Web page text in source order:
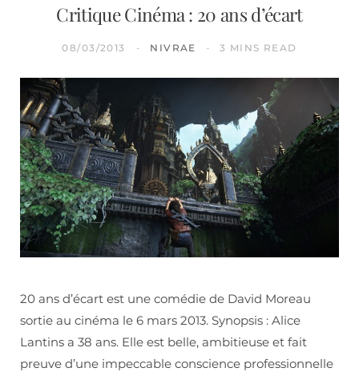
Critique Cinéma : 20 ans d’écart
08/03/2013 NIVRAE 3 MINS READ
20 ans d’écart est une comédie de David Moreau
sortie au cinéma le 6 mars 2013. Synopsis : Alice
Lantins a 38 ans. Elle est belle, ambitieuse et fait
preuve d’une impeccable conscience professionnelle